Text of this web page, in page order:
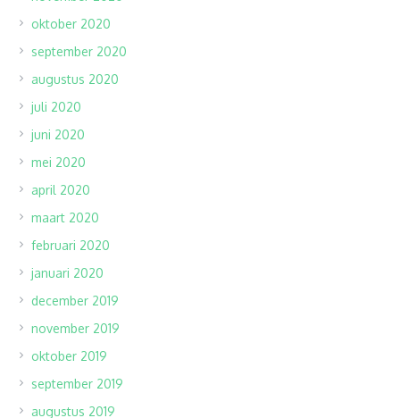
oktober 2020
september 2020
augustus 2020
juli 2020
juni 2020
mei 2020
april 2020
maart 2020
februari 2020
januari 2020
december 2019
november 2019
oktober 2019
september 2019
augustus 2019